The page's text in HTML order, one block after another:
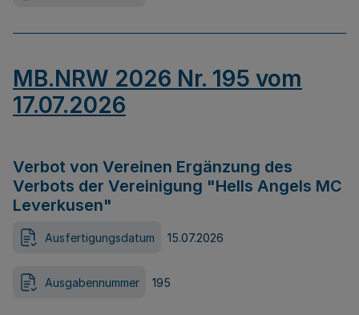
MB.NRW 2026 Nr. 195 vom
17.07.2026
Verbot von Vereinen Ergänzung des
Verbots der Vereinigung "Hells Angels MC
Leverkusen"
Ausfertigungsdatum 15.07.2026
Ausgabennummer 195